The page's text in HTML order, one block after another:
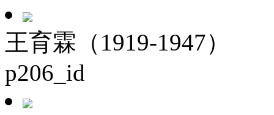
王育霖（1919-1947）
p206_id